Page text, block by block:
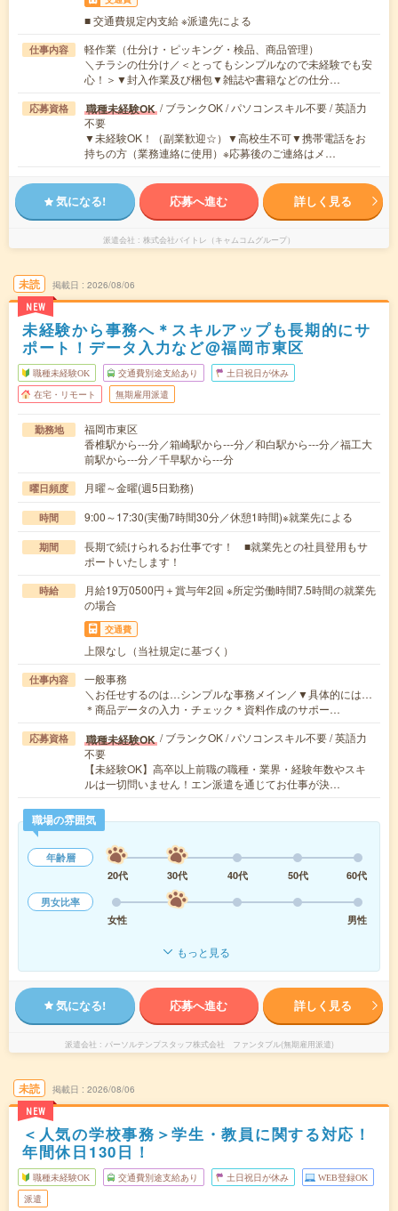
■ 交通費規定内支給 ※派遣先による
仕事内容
軽作業（仕分け・ピッキング・検品、商品管理）
＼チラシの仕分け／＜とってもシンプルなので未経験でも安
心！＞▼封入作業及び梱包▼雑誌や書籍などの仕分…
応募資格 職種未経験OK / ブランクOK / パソコンスキル不要 / 英語力
不要
▼未経験OK！（副業歓迎☆）▼高校生不可▼携帯電話をお
持ちの方（業務連絡に使用）※応募後のご連絡はメ…
気になる! 応募へ進む 詳しく見る
派遣会社 株式会社バイトレ（キャムコムグループ）
未読
NEW
掲載日 2026/08/06
未経験から事務へ＊スキルアップも長期的にサ
ポート！データ入力など@福岡市東区
職種未経験OK 交通費別途支給あり 土日祝日が休み
在宅・リモート 無期雇用派遣
勤務地
福岡市東区
香椎駅から---分／箱崎駅から---分／和白駅から---分／福工大
前駅から---分／千早駅から---分
曜日頻度 月曜～金曜(週5日勤務)
時間 9:00～17:30(実働7時間30分／休憩1時間)※就業先による
期間
長期で続けられるお仕事です！ ■就業先との社員登用もサ
ポートいたします！
時給
月給19万0500円＋賞与年2回 ※所定労働時間7.5時間の就業先
の場合
交通費
上限なし（当社規定に基づく）
仕事内容
一般事務
＼お任せするのは…シンプルな事務メイン／▼具体的には…
＊商品データの入力・チェック＊資料作成のサポー…
応募資格 職種未経験OK / ブランクOK / パソコンスキル不要 / 英語力
不要
【未経験OK】高卒以上前職の職種・業界・経験年数やスキ
ルは一切問いません！エン派遣を通じてお仕事が決…
職場の雰囲気
年齢層
20代
30代 40代 50代
60代
男女比率
女性
男性
もっと見る
気になる! 応募へ進む 詳しく見る
派遣会社 パーソルテンプスタッフ株式会社 ファンタブル(無期雇用派遣)
未読
NEW
掲載日 2026/08/06
＜人気の学校事務＞学生・教員に関する対応！
年間休日130日！
職種未経験OK 交通費別途支給あり 土日祝日が休み WEB登録OK
派遣